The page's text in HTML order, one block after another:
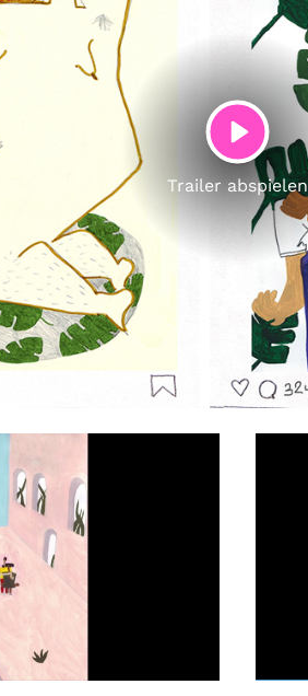
PLAY
Trailer abspielen